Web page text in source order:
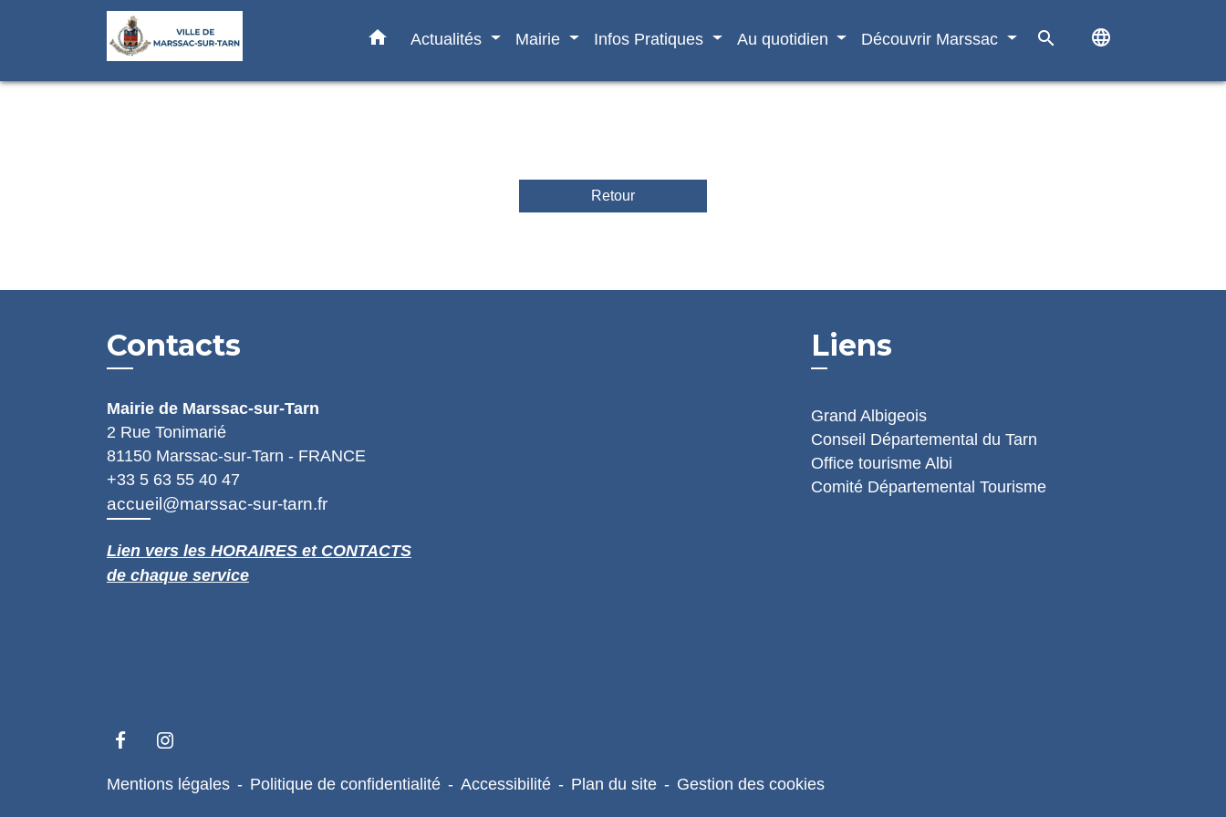
home Actualités Mairie Infos Pratiques Au quotidien Découvrir Marssac search language
Retour
Contacts
Mairie de Marssac-sur-Tarn
2 Rue Tonimarié
81150 Marssac-sur-Tarn - FRANCE
+33 5 63 55 40 47
accueil@marssac-sur-tarn.fr
Lien vers les HORAIRES et CONTACTS
de chaque service
Liens
Grand Albigeois
Conseil Départemental du Tarn
Office tourisme Albi
Comité Départemental Tourisme
Mentions légales - Politique de confidentialité - Accessibilité - Plan du site - Gestion des cookies